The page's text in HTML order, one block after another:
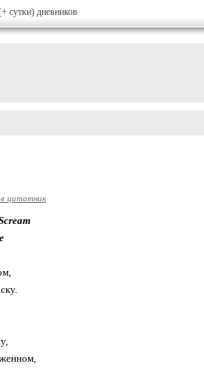
сутки) дневников
цитатник